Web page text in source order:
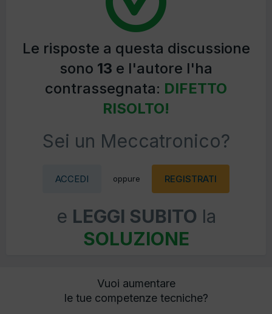
Le risposte a questa discussione
sono 13 e l'autore l'ha
contrassegnata: DIFETTO
RISOLTO!
Sei un Meccatronico?
ACCEDI oppure REGISTRATI
e LEGGI SUBITO la
SOLUZIONE
Vuoi aumentare
le tue competenze tecniche?